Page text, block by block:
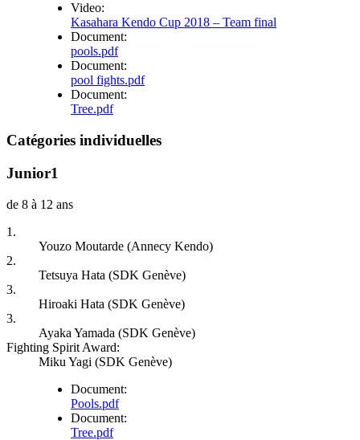
Video:
Kasahara Kendo Cup 2018 – Team final
Document:
pools.pdf
Document:
pool fights.pdf
Document:
Tree.pdf
Catégories individuelles
Junior1
de 8 à 12 ans
1.
Youzo Moutarde (Annecy Kendo)
2.
Tetsuya Hata (SDK Genève)
3.
Hiroaki Hata (SDK Genève)
3.
Ayaka Yamada (SDK Genève)
Fighting Spirit Award:
Miku Yagi (SDK Genève)
Document:
Pools.pdf
Document:
Tree.pdf